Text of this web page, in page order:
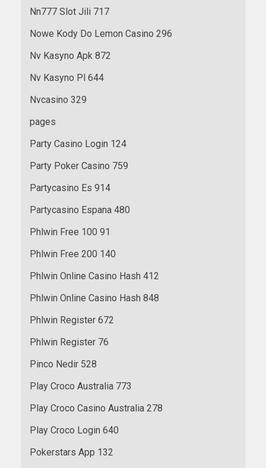
Nn777 Slot Jili 717
Nowe Kody Do Lemon Casino 296
Nv Kasyno Apk 872
Nv Kasyno Pl 644
Nvcasino 329
pages
Party Casino Login 124
Party Poker Casino 759
Partycasino Es 914
Partycasino Espana 480
Phlwin Free 100 91
Phlwin Free 200 140
Phlwin Online Casino Hash 412
Phlwin Online Casino Hash 848
Phlwin Register 672
Phlwin Register 76
Pinco Nedir 528
Play Croco Australia 773
Play Croco Casino Australia 278
Play Croco Login 640
Pokerstars App 132